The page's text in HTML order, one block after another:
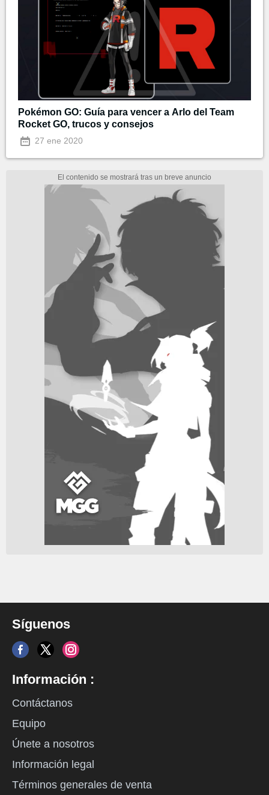
Pokémon GO: Guía para vencer a Arlo del Team
Rocket GO, trucos y consejos
27 ene 2020
Síguenos
Información :
Contáctanos
Equipo
Únete a nosotros
Información legal
Términos generales de venta